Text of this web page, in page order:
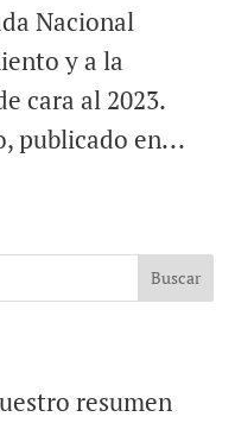
Nacional
y a la
cara al 2023.
publicado en...
resumen